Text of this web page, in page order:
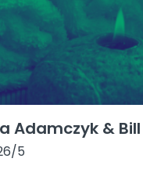
Adamczyk & Bill
5